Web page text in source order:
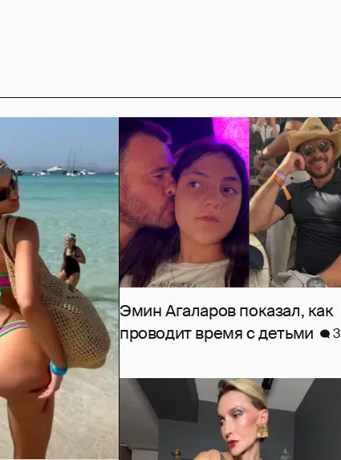
Эмин Агаларов показал, как
проводит время с детьми
3